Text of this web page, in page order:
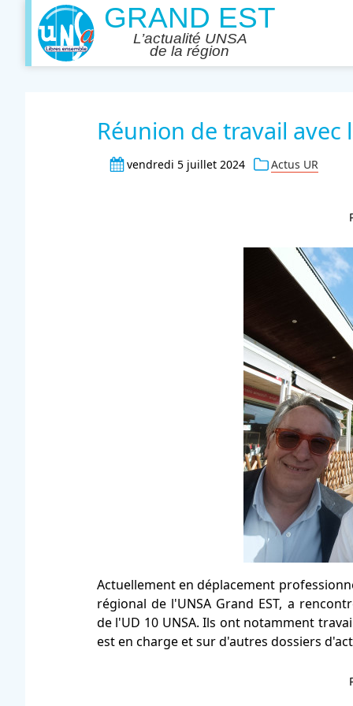
Réunion de travail avec
vendredi 5 juillet 2024 Actus UR
Actuellement en déplacement
régional de l'UNSA Grand EST, a
de l'UD 10 UNSA. Ils ont notamment
est en charge et sur d'autres dossiers